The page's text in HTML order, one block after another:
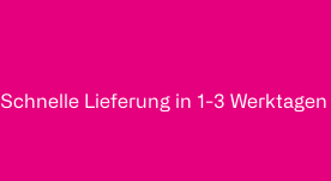
Schnelle Lieferung in 1-3 Werktagen